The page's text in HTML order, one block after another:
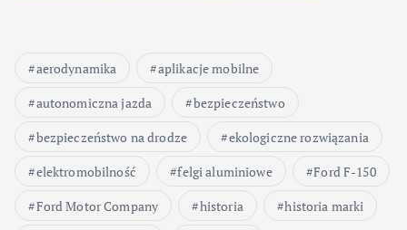
aerodynamika
aplikacje mobilne
autonomiczna jazda
bezpieczeństwo
bezpieczeństwo na drodze
ekologiczne rozwiązania
elektromobilność
felgi aluminiowe
Ford F-150
Ford Motor Company
historia
historia marki